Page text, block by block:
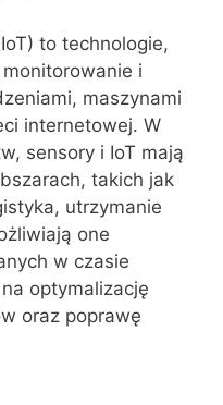
to technologie,
i
maszynami
internetowej. W
sensory i IoT mają
takich jak
utrzymanie
one
w czasie
optymalizację
oraz poprawę